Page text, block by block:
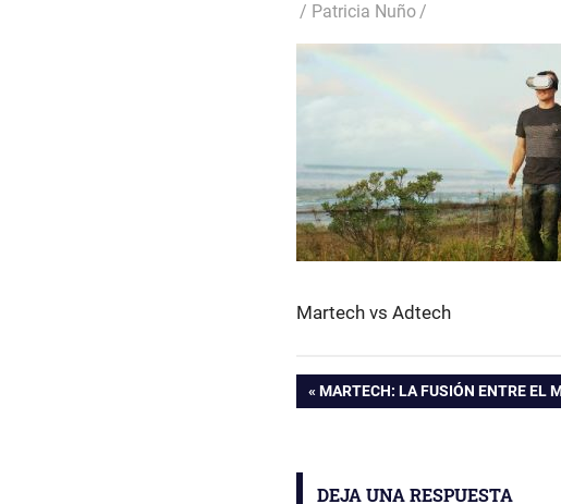
Patricia Nuño
Martech vs Adtech
de
ENTRADA
MARTECH: LA FUSIÓN ENTRE EL
DEJA UNA RESPUESTA